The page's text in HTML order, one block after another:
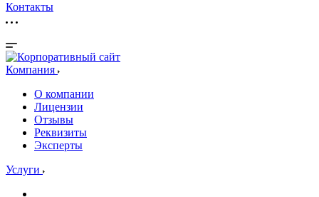
Контакты
Компания
О компании
Лицензии
Отзывы
Реквизиты
Эксперты
Услуги